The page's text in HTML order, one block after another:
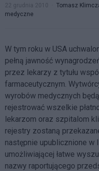
22 grudnia 2010 Tomasz
medyczne
W tym roku w USA
pełną jawność
przez lekarzy z tytułu
farmaceutycznym.
wyrobów medycznych
rejestrować wszelkie
lekarzom oraz szpitalom
rejestry zostaną
następnie upublicznione
umożliwiającej łatwe
nazwy raportującego